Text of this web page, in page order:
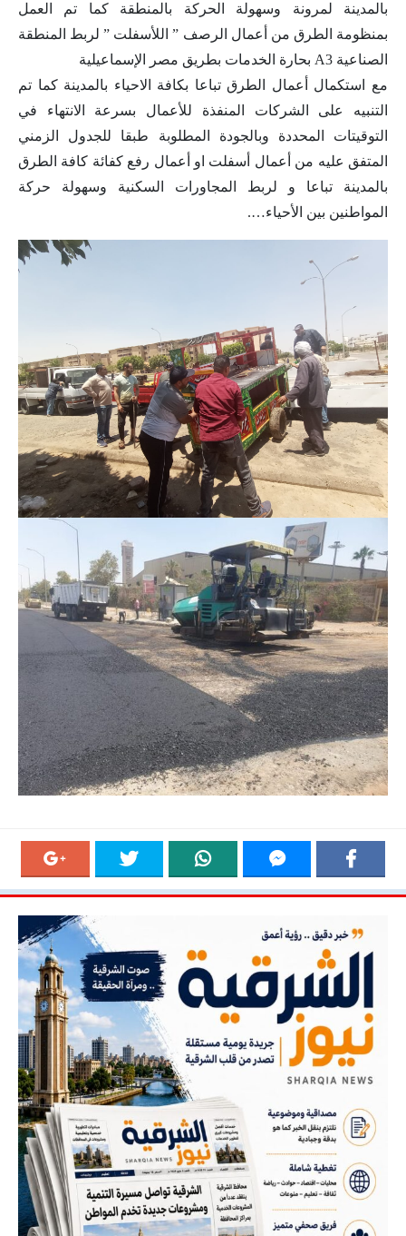
بالمدينة لمرونة وسهولة الحركة بالمنطقة كما تم العمل
بمنظومة الطرق من أعمال الرصف ” اللأسفلت ” لربط المنطقة
الصناعية A3 بحارة الخدمات بطريق مصر الإسماعيلية
مع استكمال أعمال الطرق تباعا بكافة الاحياء بالمدينة كما تم
التنبيه على الشركات المنفذة للأعمال بسرعة الانتهاء في
التوقيتات المحددة وبالجودة المطلوبة طبقا للجدول الزمني
المتفق عليه من أعمال أسفلت او أعمال رفع كفائة كافة الطرق
بالمدينة تباعا و لربط المجاورات السكنية وسهولة حركة
المواطنين بين الأحياء….
Previous